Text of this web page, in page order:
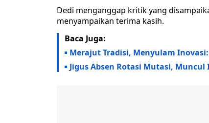
Dedi menganggap kritik yang
menyampaikan terima kasih.
Baca Juga:
Merajut Tradisi, Menyulam
Jigus Absen Rotasi Mutasi,